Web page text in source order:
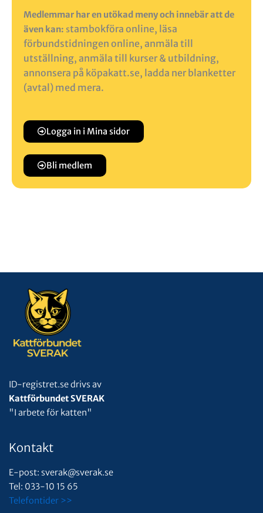
Medlemmar har en utökad meny och innebär att de
även kan: stambokföra online, läsa
förbundstidningen online, anmäla till
utställning, anmäla till kurser & utbildning,
annonsera på köpakatt.se, ladda ner blanketter
(avtal) med mera.
Logga in i Mina sidor
Bli medlem
ID-registret.se drivs av
Kattförbundet SVERAK
"I arbete för katten"
Kontakt
E-post: sverak@sverak.se
Tel: 033-10 15 65
Telefontider >>